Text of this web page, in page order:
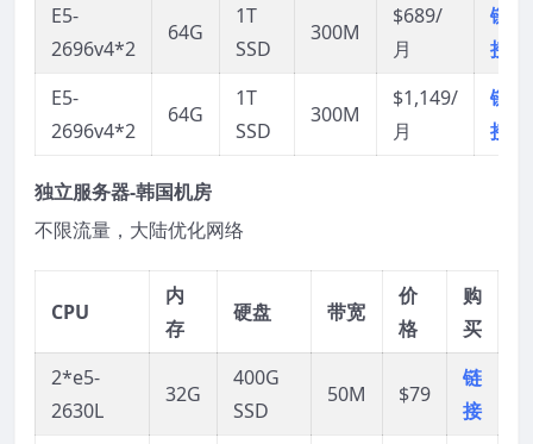
E5-
2696v4*2
64G
1T
SSD
300M
$689/
月
链
接
E5-
2696v4*2
64G
1T
SSD
300M
$1,149/
月
链
接
独立服务器-韩国机房
不限流量，大陆优化网络
CPU
内
存
硬盘 带宽
价
格
购
买
2*e5-
2630L
32G
400G
SSD
50M $79
链
接